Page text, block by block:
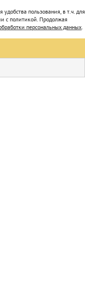
пользования, в т.ч. для
с политикой. Продолжая
персональных данных.